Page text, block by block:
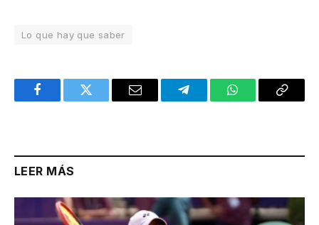
Lo que hay que saber
FacebookTwitter Email TelegramWhatsAppCopy
LEER MÁS